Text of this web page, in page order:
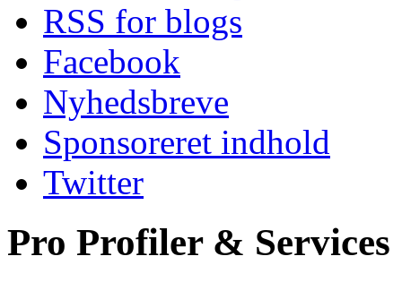
RSS for blogs
Facebook
Nyhedsbreve
Sponsoreret indhold
Twitter
Pro Profiler & Services